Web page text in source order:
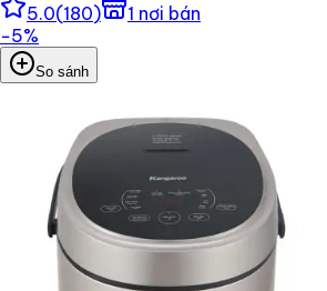
5.0(180) 1 nơi bán
−5%
So sánh